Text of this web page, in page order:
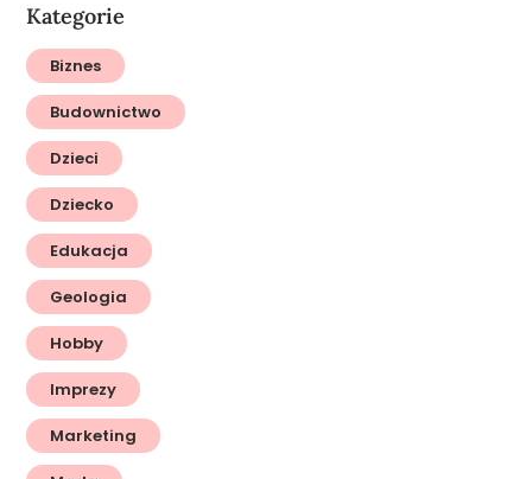
Kategorie
Biznes
Budownictwo
Dzieci
Dziecko
Edukacja
Geologia
Hobby
Imprezy
Marketing